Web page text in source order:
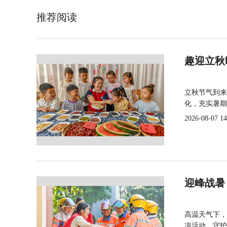
推荐阅读
趣迎立
立秋节气到
化，充实暑
2026-08-07
迎峰战
高温天气下